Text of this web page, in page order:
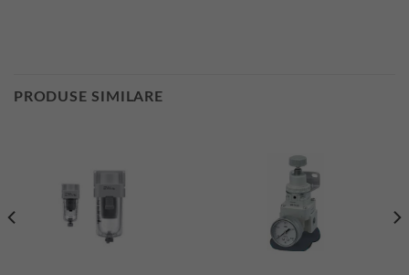
PRODUSE SIMILARE